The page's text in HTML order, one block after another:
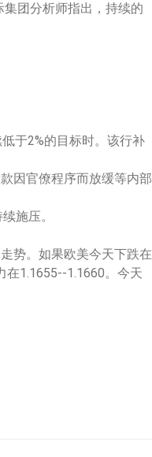
团分析师指出，持续的
于2%的目标时。该行补
因官僚程序而放缓等内部
施压。
势。如果欧美今天下跌在
在1.1655--1.1660。今天